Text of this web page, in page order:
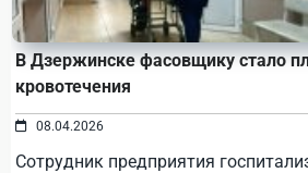
В Дзержинске фасовщику стало
кровотечения
08.04.2026
Сотрудник предприятия